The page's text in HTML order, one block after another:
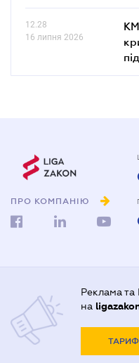
12.28
16 липня 2026
ПРО КОМПАНІЮ
Реклама та
на